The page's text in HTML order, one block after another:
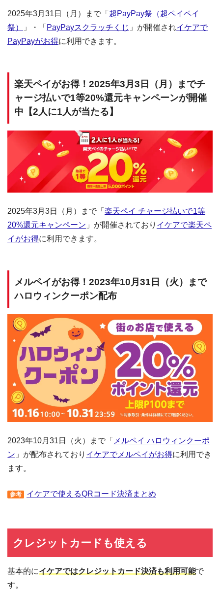
2025年3月31日（月）まで「 超PayPay祭（超ペイペイ
祭）
」・「 PayPayスクラッチくじ 」が開催されイケアで
PayPayがお得に利用できます。
楽天ペイがお得！2025年3月3日（月）までチ
ャージ払いで1等20%還元キャンペーンが開催
中【2人に1人が当たる】
2025年3月3日（月）まで「 楽天ペイ チャージ払いで1等
20%還元キャンペーン 」が開催されており イケアで楽天ペ
イがお得に利用できます。
メルペイがお得！2023年10月31日（火）まで
ハロウィンクーポン配布
2023年10月31日（火）まで「 メルペイ ハロウィンクーポ
ン 」が配布されており イケアでメルペイがお得に利用でき
ます。
参考 イケアで使えるQRコード決済まとめ
クレジットカードも使える
基本的にイケアではクレジットカード決済も利用可能で
す。